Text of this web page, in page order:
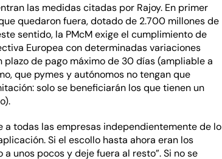
las medidas citadas por Rajoy. En primer
quedaron fuera, dotado de 2.700 millones de
sentido, la PMcM exige el cumplimiento de
Europea con determinadas variaciones
de pago máximo de 30 días (ampliable a
que pymes y autónomos no tengan que
solo se beneficiarán los que tienen un
a todas las empresas independientemente de lo
Si el escollo hasta ahora eran los
unos pocos y deje fuera al resto”. Si no se